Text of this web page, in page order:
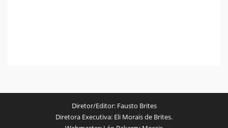
Diretor/Editor:Fausto Brites
Diretora Executiva: Eli Morais de Brites.